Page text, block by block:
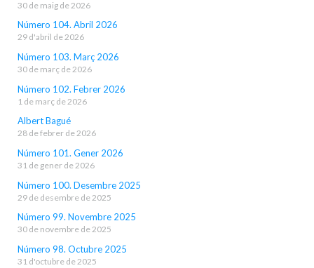
30 de maig de 2026
Número 104. Abril 2026
29 d'abril de 2026
Número 103. Març 2026
30 de març de 2026
Número 102. Febrer 2026
1 de març de 2026
Albert Bagué
28 de febrer de 2026
Número 101. Gener 2026
31 de gener de 2026
Número 100. Desembre 2025
29 de desembre de 2025
Número 99. Novembre 2025
30 de novembre de 2025
Número 98. Octubre 2025
31 d'octubre de 2025